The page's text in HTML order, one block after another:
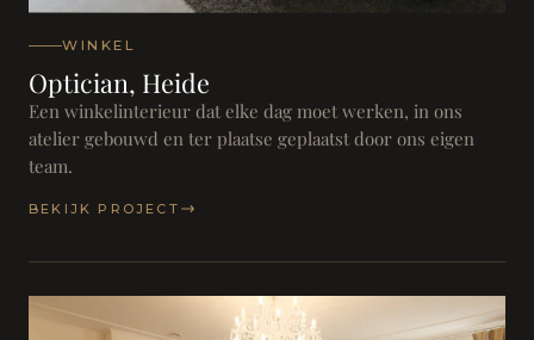
WINKEL
Optician, Heide
Een winkelinterieur dat elke dag moet werken, in ons
atelier gebouwd en ter plaatse geplaatst door ons eigen
team.
BEKIJK PROJECT